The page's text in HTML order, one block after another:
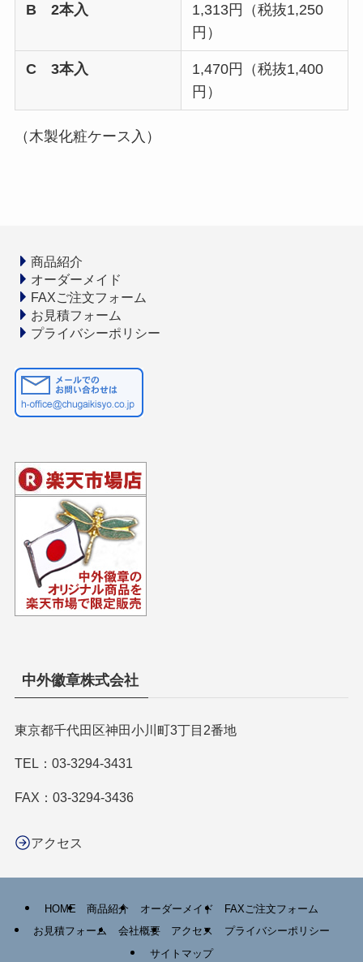
B 2本入
1,313円（税抜1,250
円）
C 3本入
1,470円（税抜1,400
円）
（木製化粧ケース入）
商品紹介
オーダーメイド
FAXご注文フォーム
お見積フォーム
プライバシーポリシー
中外徽章株式会社
東京都千代田区神田小川町3丁目2番地
TEL： 03-3294-3431
FAX：03-3294-3436
アクセス
HOME 商品紹介 オーダーメイド
FAXご注文フォーム
お見積フォーム
会社概要 アクセス
プライバシーポリシー
サイトマップ